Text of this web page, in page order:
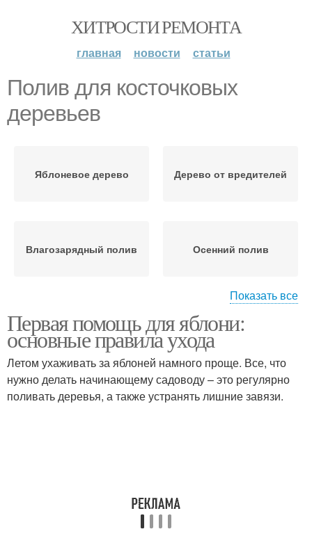
ХИТРОСТИ РЕМОНТА
главная новости статьи
Полив для косточковых
деревьев
Яблоневое дерево Дерево от вредителей
Влагозарядный полив Осенний полив
деревьев
Полив для ягодных
кустарников
Влагозарядковый
Показать все
Первая помощь для яблони:
основные правила ухода
Летом ухаживать за яблоней намного проще. Все, что
нужно делать начинающему садоводу – это регулярно
поливать деревья, а также устранять лишние завязи.